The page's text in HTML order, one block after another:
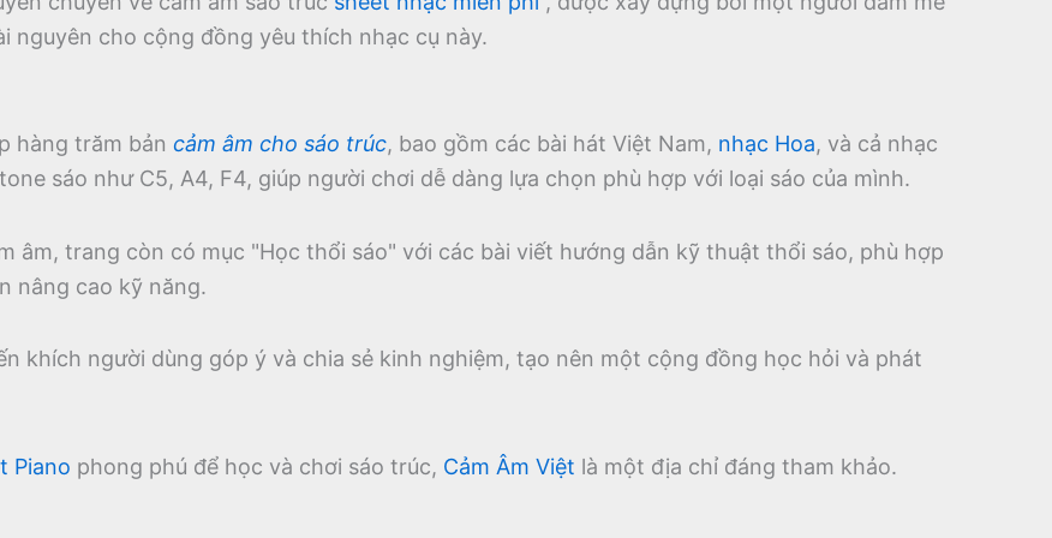
nguyên cho cộng đồng yêu thích nhạc cụ này.
hàng trăm bản cảm âm cho sáo trúc, bao gồm các bài hát Việt Nam, nhạc Hoa, và cả nhạc
sáo như C5, A4, F4, giúp người chơi dễ dàng lựa chọn phù hợp với loại sáo của mình.
âm, trang còn có mục "Học thổi sáo" với các bài viết hướng dẫn kỹ thuật thổi sáo, phù hợp
nâng cao kỹ năng.
khích người dùng góp ý và chia sẻ kinh nghiệm, tạo nên một cộng đồng học hỏi và phát
Piano phong phú để học và chơi sáo trúc, Cảm Âm Việt là một địa chỉ đáng tham khảo.